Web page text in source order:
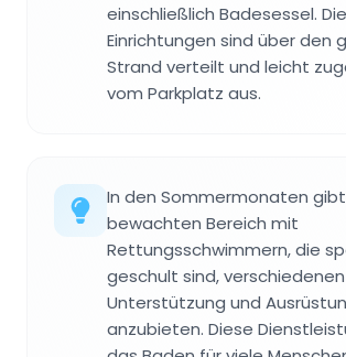
einschließlich Badesessel.
Einrichtungen sind über den
Strand verteilt und leicht
vom Parkplatz aus.
In den Sommermonaten
bewachten Bereich mit
Rettungsschwimmern, die
geschult sind,
Unterstützung und
anzubieten. Diese